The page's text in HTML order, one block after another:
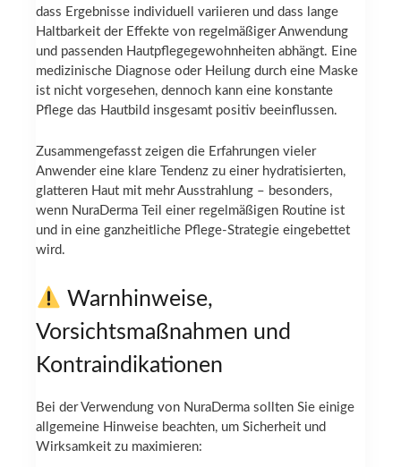
dass Ergebnisse individuell variieren und dass lange
Haltbarkeit der Effekte von regelmäßiger Anwendung
und passenden Hautpflegegewohnheiten abhängt. Eine
medizinische Diagnose oder Heilung durch eine Maske
ist nicht vorgesehen, dennoch kann eine konstante
Pflege das Hautbild insgesamt positiv beeinflussen.
Zusammengefasst zeigen die Erfahrungen vieler
Anwender eine klare Tendenz zu einer hydratisierten,
glatteren Haut mit mehr Ausstrahlung – besonders,
wenn NuraDerma Teil einer regelmäßigen Routine ist
und in eine ganzheitliche Pflege-Strategie eingebettet
wird.
Warnhinweise,
Vorsichtsmaßnahmen und
Kontraindikationen
Bei der Verwendung von NuraDerma sollten Sie einige
allgemeine Hinweise beachten, um Sicherheit und
Wirksamkeit zu maximieren: